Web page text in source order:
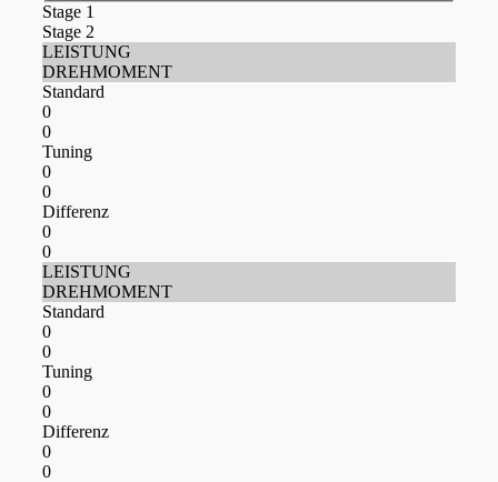
Stage 1
Stage 2
LEISTUNG
DREHMOMENT
Standard
0
0
Tuning
0
0
Differenz
0
0
LEISTUNG
DREHMOMENT
Standard
0
0
Tuning
0
0
Differenz
0
0